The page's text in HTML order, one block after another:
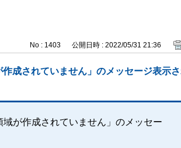
No : 1403 公開日時 : 2022/05/31 21:36
成されていません」のメッセージ表示
が作成されていません」のメッセー